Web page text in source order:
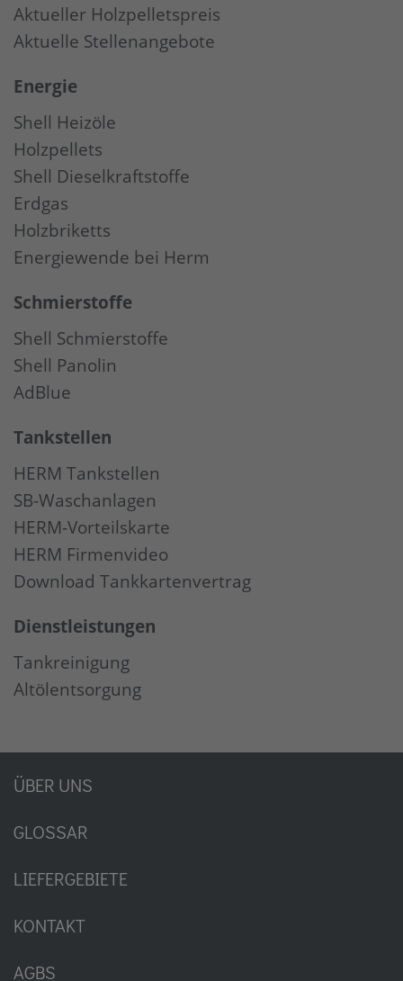
Aktueller Holzpelletspreis
Aktuelle Stellenangebote
Energie
Shell Heizöle
Holzpellets
Shell Dieselkraftstoffe
Erdgas
Holzbriketts
Energiewende bei Herm
Schmierstoffe
Shell Schmierstoffe
Shell Panolin
AdBlue
Tankstellen
HERM Tankstellen
SB-Waschanlagen
HERM-Vorteilskarte
HERM Firmenvideo
Download Tankkartenvertrag
Dienstleistungen
Tankreinigung
Altölentsorgung
ÜBER UNS
GLOSSAR
LIEFERGEBIETE
KONTAKT
AGBS